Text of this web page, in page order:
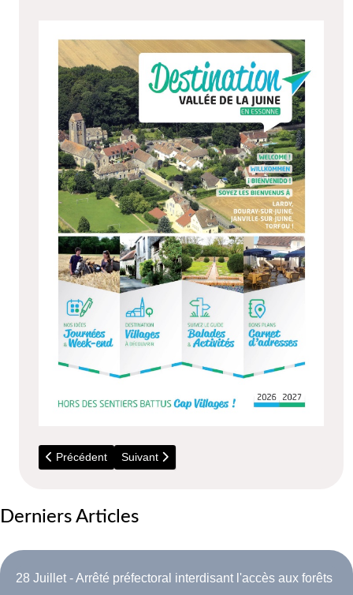
Article précédent : 22 Août - Duo guitare classique - Chant
Précédent Article suivant : 13 Février - Visite des
Suivant
Derniers Articles
28 Juillet - Arrêté préfectoral interdisant l'accès aux forêts